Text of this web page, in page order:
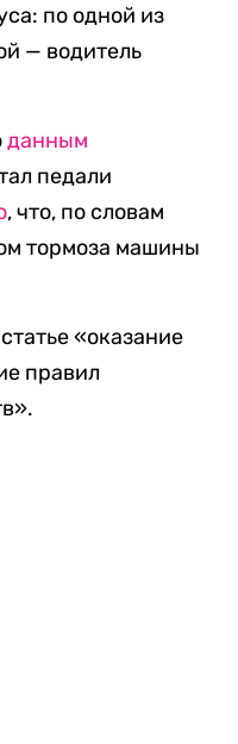
по одной из
— водитель
данным
педали
, что, по словам
тормоза машины
«оказание
правил